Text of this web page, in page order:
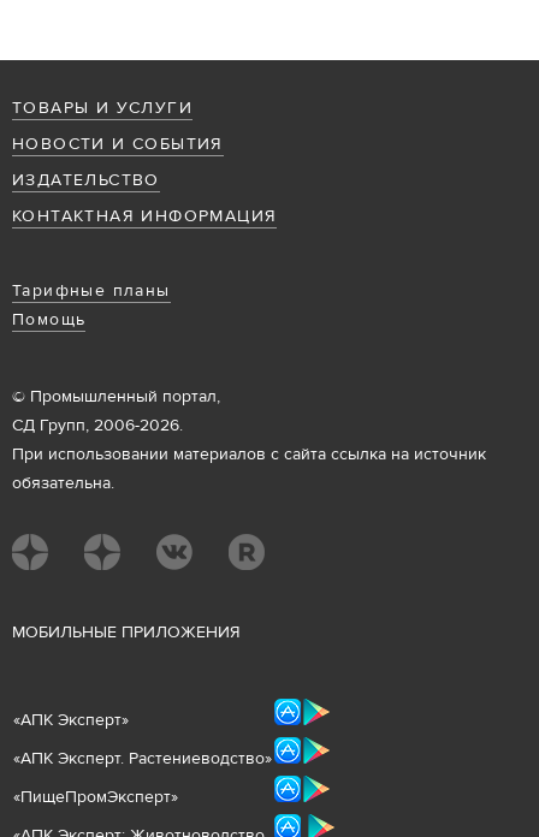
ТОВАРЫ И УСЛУГИ
НОВОСТИ И СОБЫТИЯ
ИЗДАТЕЛЬСТВО
КОНТАКТНАЯ ИНФОРМАЦИЯ
Тарифные планы
Помощь
© Промышленный портал,
СД Групп, 2006-2026.
При использовании материалов с сайта ссылка на источник
обязательна.
МОБИЛЬНЫЕ ПРИЛОЖЕНИЯ
«АПК Эксперт»
«АПК Эксперт. Растениеводство»
«ПищеПромЭксперт»